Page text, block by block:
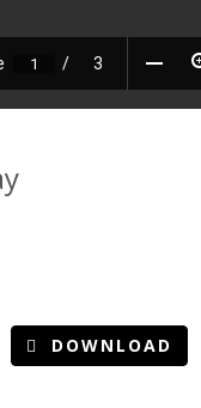
DOWNLOAD